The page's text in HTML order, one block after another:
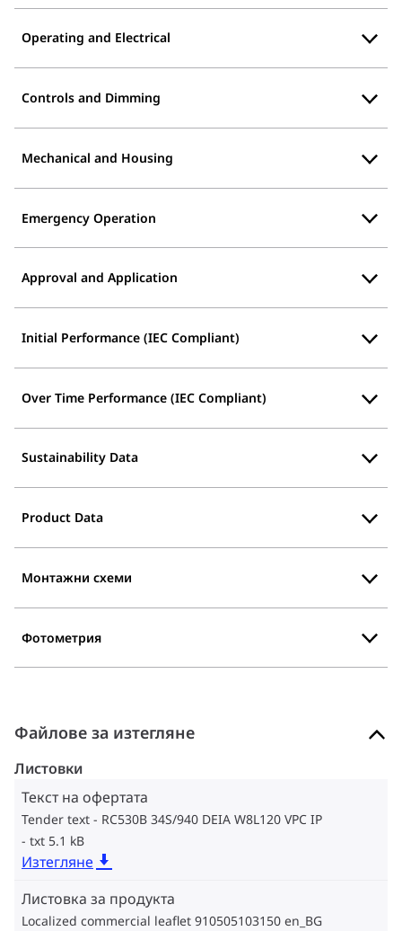
Operating and Electrical
Controls and Dimming
Mechanical and Housing
Emergency Operation
Approval and Application
Initial Performance (IEC Compliant)
Over Time Performance (IEC Compliant)
Sustainability Data
Product Data
Монтажни схеми
Фотометрия
Файлове за изтегляне
Листовки
Текст на офертата
Tender text - RC530B 34S/940 DEIA W8L120 VPC IP
txt 5.1 kB
Изтегляне
Листовка за продукта
Localized commercial leaflet 910505103150 en_BG